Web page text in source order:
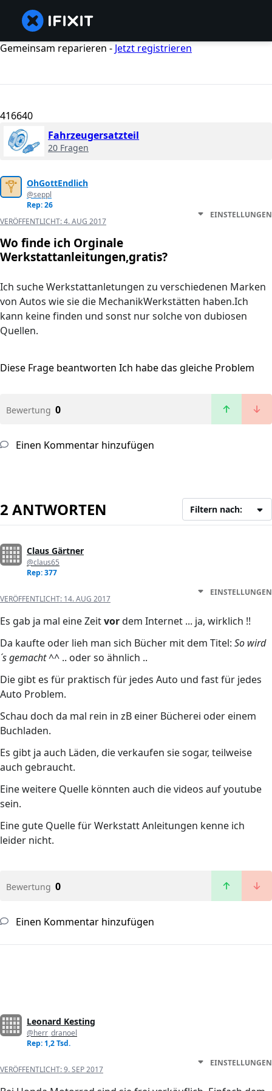
Gemeinsam reparieren - Jetzt registrieren
416640
Fahrzeugersatzteil
20 Fragen
OhGottEndlich
@seppl
Rep: 26
VERÖFFENTLICHT:4. AUG 2017
EINSTELLUNGEN
Wo finde ich Orginale
Werkstattanleitungen,gratis?
Ich suche Werkstattanletungen zu verschiedenen Marken
von Autos wie sie die MechanikWerkstätten haben.Ich
kann keine finden und sonst nur solche von dubiosen
Quellen.
Diese Frage beantworten Ich habe das gleiche Problem
Bewertung 0
Einen Kommentar hinzufügen
2 ANTWORTEN Filtern nach:
Claus Gärtner
@claus65
Rep: 377
VERÖFFENTLICHT: 14. AUG 2017
EINSTELLUNGEN
Es gab ja mal eine Zeitvordem Internet ... ja, wirklich !!
Da kaufte oder lieh man sich Bücher mit dem Titel: So wird
´s gemacht^^ .. oder so ähnlich ..
Die gibt es für praktisch für jedes Auto und fast für jedes
Auto Problem.
Schau doch da mal rein in zB einer Bücherei oder einem
Buchladen.
Es gibt ja auch Läden, die verkaufen sie sogar, teilweise
auch gebraucht.
Eine weitere Quelle könnten auch die videos auf youtube
sein.
Eine gute Quelle für Werkstatt Anleitungen kenne ich
leider nicht.
Bewertung 0
Einen Kommentar hinzufügen
Leonard Kesting
@herr_dranoel
Rep: 1,2 Tsd.
VERÖFFENTLICHT:9. SEP 2017
EINSTELLUNGEN